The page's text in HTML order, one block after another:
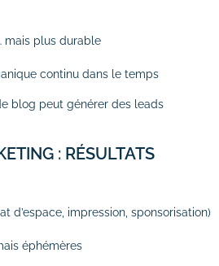
mais plus durable
continu dans le temps
blog peut générer des leads
: RÉSULTATS
d’espace, impression, sponsorisation)
éphémères